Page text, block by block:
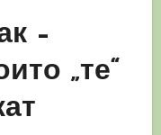
–
„те“